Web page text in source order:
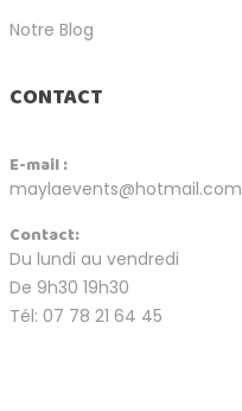
Notre Blog
CONTACT
E-mail :
maylaevents@hotmail.com
Contact:
Du lundi au vendredi
De 9h30 19h30
Tél: 07 78 21 64 45